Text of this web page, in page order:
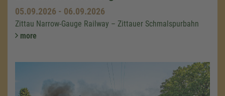
05.09.2026 - 06.09.2026
Zittau Narrow-Gauge Railway – Zittauer Schmalspurbahn
more